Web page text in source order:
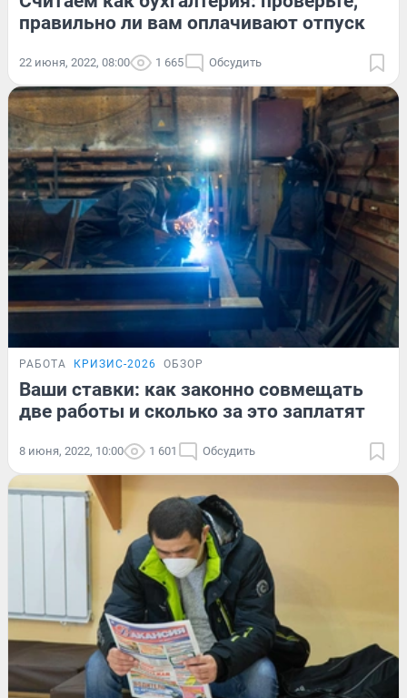
правильно ли вам оплачивают отпуск
22 июня, 2022, 08:00 1 665 Обсудить
РАБОТА КРИЗИС-2026 ОБЗОР
Ваши ставки: как законно совмещать
две работы и сколько за это заплатят
8 июня, 2022, 10:00 1 601 Обсудить